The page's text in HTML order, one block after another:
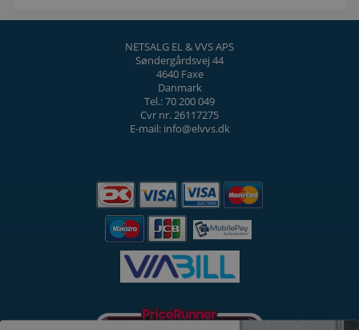
NETSALG EL & VVS APS
Søndergårdsvej 44
4640 Faxe
Danmark
Tel.: 70 200 049
Cvr nr. 26117275
E-mail: info@elvvs.dk